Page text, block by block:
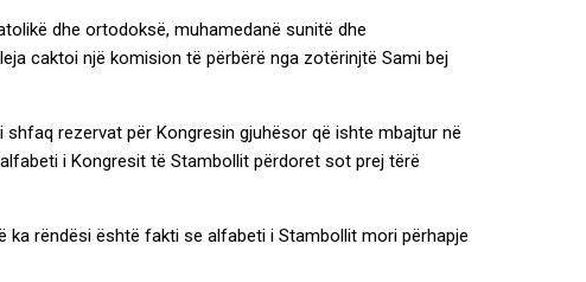
dhe ortodoksë, muhamedanë sunitë dhe
caktoi një komision të përbërë nga zotërinjtë Sami bej
shfaq rezervat për Kongresin gjuhësor që ishte mbajtur në
i Kongresit të Stambollit përdoret sot prej tërë
ka rëndësi është fakti se alfabeti i Stambollit mori përhapje